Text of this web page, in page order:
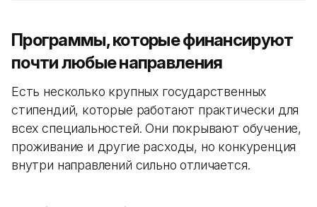
Программы, которые финансируют
почти любые направления
Есть несколько крупных государственных
стипендий, которые работают практически для
всех специальностей. Они покрывают обучение,
проживание и другие расходы, но конкуренция
внутри направлений сильно отличается.